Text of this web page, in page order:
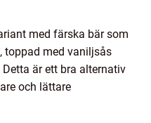
med färska bär som
toppad med vaniljsås
är ett bra alternativ
och lättare